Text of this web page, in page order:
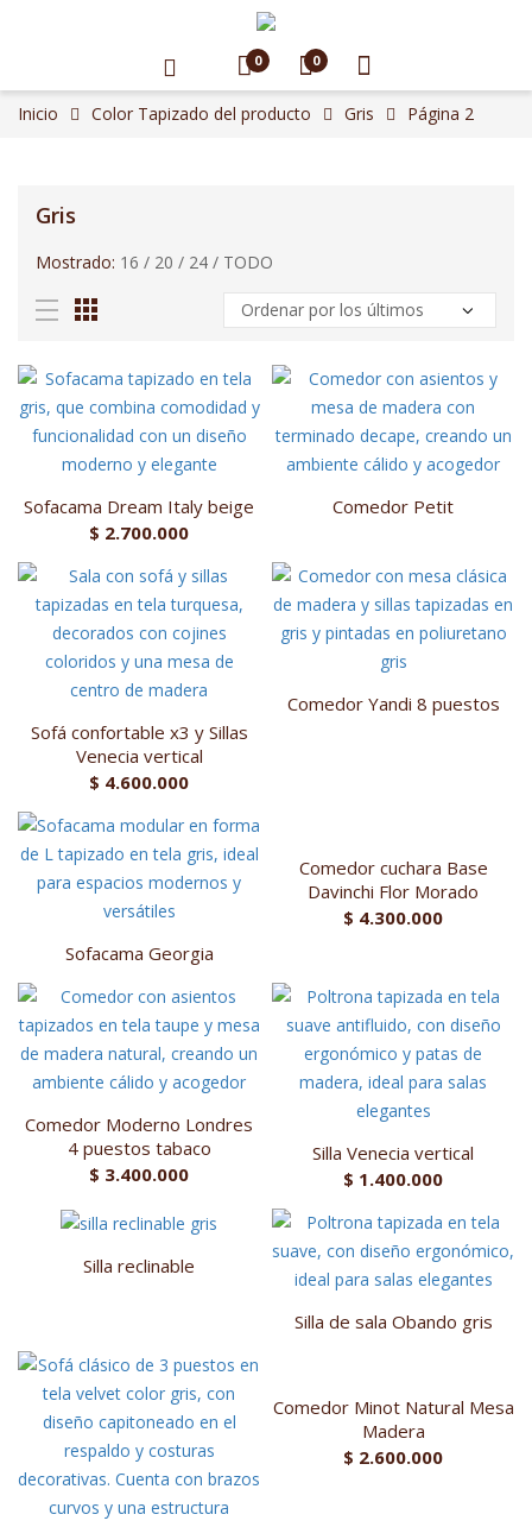
0 0
Inicio Color Tapizado del producto Gris Página 2
Gris
Mostrado: 16 / 20 / 24 / TODO
Sofacama Dream Italy beige
$ 2.700.000
Comedor Petit
Sofá confortable x3 y Sillas
Venecia vertical
$ 4.600.000
Comedor Yandi 8 puestos
Sofacama Georgia
Comedor cuchara Base
Davinchi Flor Morado
$ 4.300.000
Comedor Moderno Londres
4 puestos tabaco
$ 3.400.000
Silla Venecia vertical
$ 1.400.000
Silla reclinable
Silla de sala Obando gris
Comedor Minot Natural Mesa
Madera
$ 2.600.000